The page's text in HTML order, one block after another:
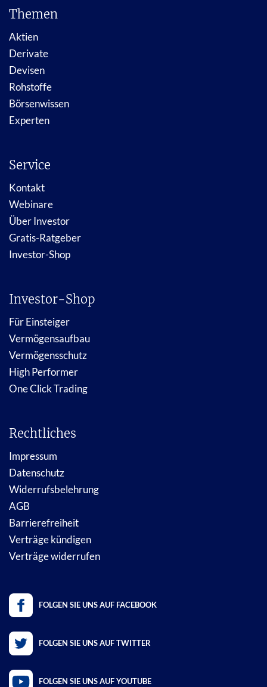
Themen
Aktien
Derivate
Devisen
Rohstoffe
Börsenwissen
Experten
Service
Kontakt
Webinare
Über Investor
Gratis-Ratgeber
Investor-Shop
Investor-Shop
Für Einsteiger
Vermögensaufbau
Vermögensschutz
High Performer
One Click Trading
Rechtliches
Impressum
Datenschutz
Widerrufsbelehrung
AGB
Barrierefreiheit
Verträge kündigen
Verträge widerrufen
FOLGEN SIE UNS AUF FACEBOOK
FOLGEN SIE UNS AUF TWITTER
FOLGEN SIE UNS AUF YOUTUBE